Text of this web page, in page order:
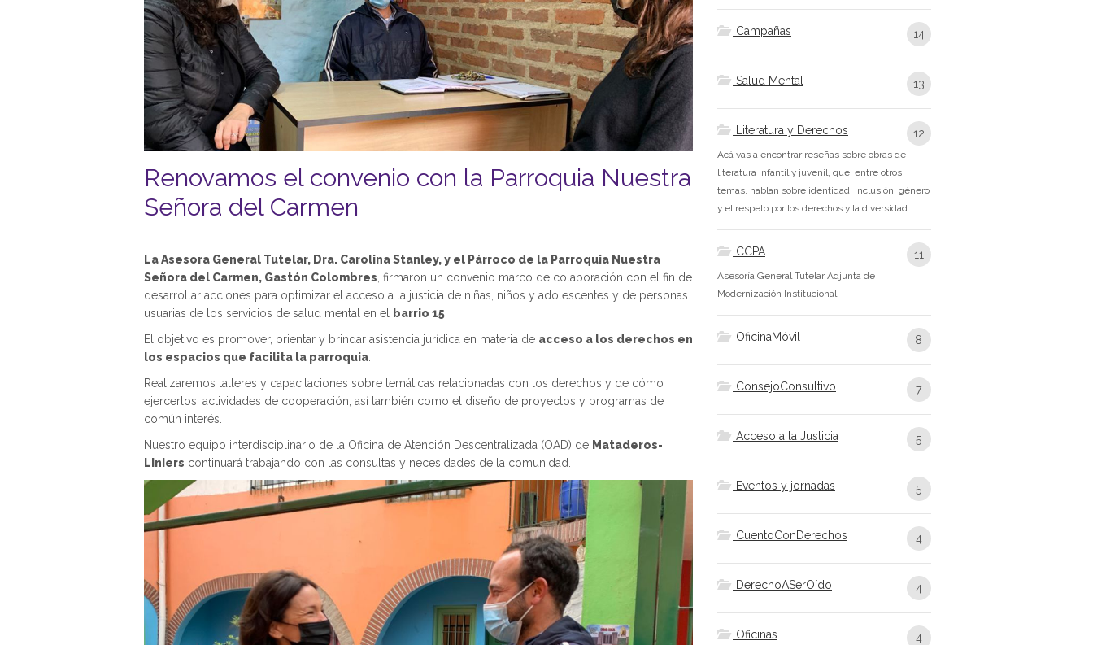
Renovamos el convenio con la Parroquia Nuestra
Señora del Carmen
La Asesora General Tutelar, Dra. Carolina Stanley, y el Párroco de la Parroquia Nuestra
Señora del Carmen, Gastón Colombres, firmaron un convenio marco de colaboración con el fin de
desarrollar acciones para optimizar el acceso a la justicia de niñas, niños y adolescentes y de personas
usuarias de los servicios de salud mental en el barrio 15.
El objetivo es promover, orientar y brindar asistencia jurídica en materia de acceso a los derechos en
los espacios que facilita la parroquia.
Realizaremos talleres y capacitaciones sobre temáticas relacionadas con los derechos y de cómo
ejercerlos, actividades de cooperación, así también como el diseño de proyectos y programas de
común interés.
Nuestro equipo interdisciplinario de la Oficina de Atención Descentralizada (OAD) de Mataderos-
Liniers continuará trabajando con las consultas y necesidades de la comunidad.
Campañas 14
Salud Mental 13
Literatura y Derechos 12
Acá vas a encontrar reseñas sobre obras de
literatura infantil y juvenil, que, entre otros
temas, hablan sobre identidad, inclusión, género
y el respeto por los derechos y la diversidad.
CCPA 11
Asesoría General Tutelar Adjunta de
Modernización Institucional
OficinaMóvil 8
ConsejoConsultivo 7
Acceso a la Justicia 5
Eventos y jornadas 5
CuentoConDerechos 4
DerechoASerOído 4
Oficinas 4